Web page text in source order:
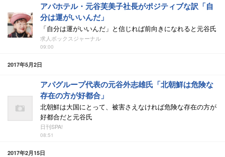
アパホテル・元谷芙美子社長がポジティブな訳「自
分は運がいいんだ」
「自分は運がいいんだ」と信じれば前向きになれると元谷氏
求人ボックスジャーナル
09:00
2017年5月2日
アパグループ代表の元谷外志雄氏「北朝鮮は危険な
存在の方が好都合」
北朝鮮は大国にとって、被害さえなければ危険な存在の方が
好都合だと元谷氏
日刊SPA!
08:51
2017年2月15日